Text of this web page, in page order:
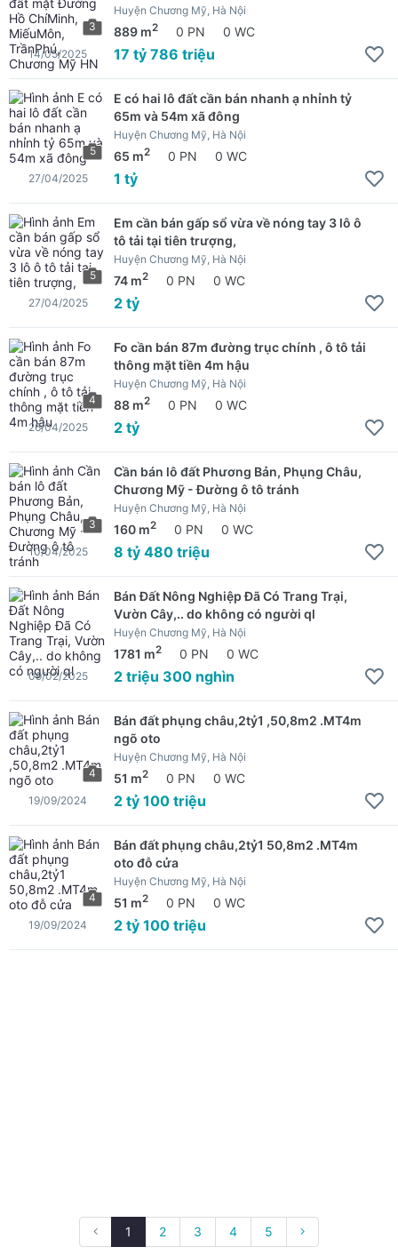
3
Huyện Chương Mỹ, Hà Nội
889 m2 0 PN 0 WC
17 tỷ 786 triệu
14/05/2025
5
E có hai lô đất cần bán nhanh ạ nhỉnh tỷ
65m và 54m xã đông
Huyện Chương Mỹ, Hà Nội
65 m2 0 PN 0 WC
1 tỷ
27/04/2025
5
Em cần bán gấp sổ vừa về nóng tay 3 lô ô
tô tải tại tiên trượng,
Huyện Chương Mỹ, Hà Nội
74 m2 0 PN 0 WC
2 tỷ
27/04/2025
4
Fo cần bán 87m đường trục chính , ô tô tải
thông mặt tiền 4m hậu
Huyện Chương Mỹ, Hà Nội
88 m2 0 PN 0 WC
2 tỷ
26/04/2025
3
Cần bán lô đất Phương Bản, Phụng Châu,
Chương Mỹ - Đường ô tô tránh
Huyện Chương Mỹ, Hà Nội
160 m2 0 PN 0 WC
8 tỷ 480 triệu
10/04/2025
Bán Đất Nông Nghiệp Đã Có Trang Trại,
Vườn Cây,.. do không có người ql
Huyện Chương Mỹ, Hà Nội
1781 m2 0 PN 0 WC
2 triệu 300 nghìn
09/02/2025
4
Bán đất phụng châu,2tỷ1 ,50,8m2 .MT4m
ngõ oto
Huyện Chương Mỹ, Hà Nội
51 m2 0 PN 0 WC
2 tỷ 100 triệu
19/09/2024
4
Bán đất phụng châu,2tỷ1 50,8m2 .MT4m
oto đỗ cửa
Huyện Chương Mỹ, Hà Nội
51 m2 0 PN 0 WC
2 tỷ 100 triệu
19/09/2024
1 2 3 4 5